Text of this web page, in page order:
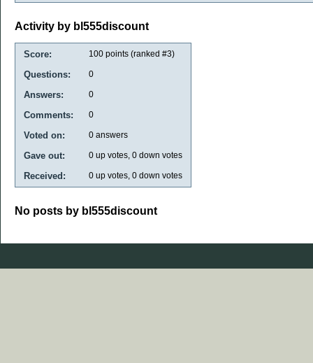
Activity by bl555discount
Score: 100 points (ranked #3)
Questions: 0
Answers: 0
Comments: 0
Voted on: 0 answers
Gave out: 0 up votes, 0 down votes
Received: 0 up votes, 0 down votes
No posts by bl555discount